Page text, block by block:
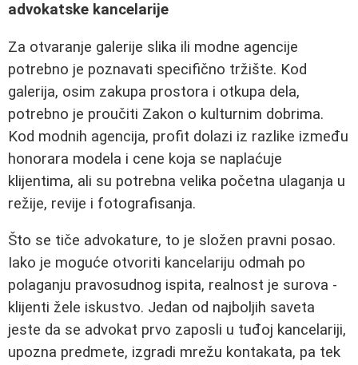
advokatske kancelarije
Za otvaranje galerije slika ili modne agencije
potrebno je poznavati specifično tržište. Kod
galerija, osim zakupa prostora i otkupa dela,
potrebno je proučiti Zakon o kulturnim dobrima.
Kod modnih agencija, profit dolazi iz razlike između
honorara modela i cene koja se naplaćuje
klijentima, ali su potrebna velika početna ulaganja u
režije, revije i fotografisanja.
Što se tiče advokature, to je složen pravni posao.
Iako je moguće otvoriti kancelariju odmah po
polaganju pravosudnog ispita, realnost je surova -
klijenti žele iskustvo. Jedan od najboljih saveta
jeste da se advokat prvo zaposli u tuđoj kancelariji,
upozna predmete, izgradi mrežu kontakata, pa tek